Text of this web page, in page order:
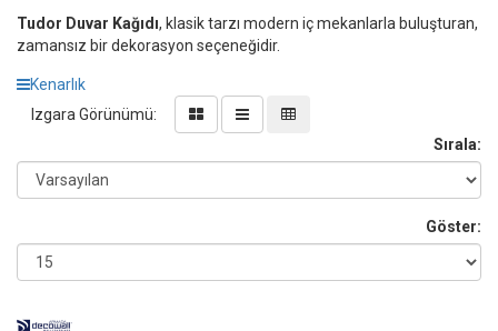
Tudor Duvar Kağıdı, klasik tarzı modern iç mekanlarla buluşturan,
zamansız bir dekorasyon seçeneğidir.
Kenarlık
Izgara Görünümü:
Sırala:
Göster: